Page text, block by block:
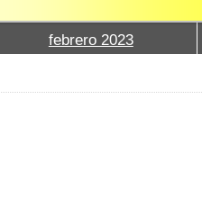
febrero 2023